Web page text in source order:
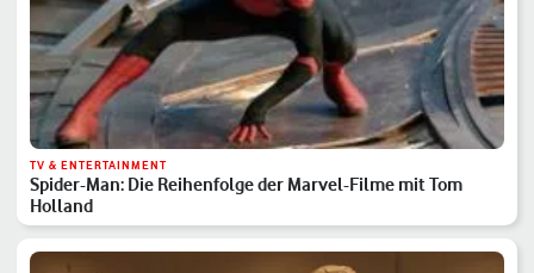
TV & ENTERTAINMENT
Spider-Man: Die Reihenfolge der Marvel-Filme mit Tom
Holland